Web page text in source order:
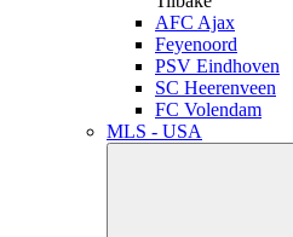
AFC Ajax
Feyenoord
PSV Eindhoven
SC Heerenveen
FC Volendam
MLS - USA